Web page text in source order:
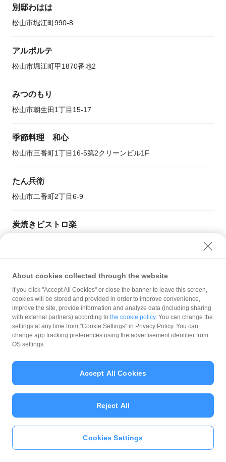
別邸わはは
松山市堀江町990-8
アルポルテ
松山市堀江町甲1870番地2
みつのもり
松山市朝生田1丁目15-17
季節料理 和心
松山市三番町1丁目16-5第2クリーンビル1F
たん兵衛
松山市二番町2丁目6-9
炭焼きビストロ楽
Luce
松山市千舟町4-2-9429ビル1階
松山市一番町2丁目5-27パークワンビル2F
BAR JuJu
松山市一番町2丁目4番地2モナークⅡ
PayPayアプリをダウンロ
ード＞＞
About cookies collected through the website
If you click "Accept All Cookies" or close the banner to leave this screen,
cookies will be stored and provided in order to improve convenience,
improve the site, provide information and analyze data (including sharing
with external partners) according to the cookie policy. You can change the
settings at any time from "Cookie Settings" in Privacy Policy. You can
change app tracking preferences using the advertisement identifier from
OS settings.
Cookies Settings
Reject All
Accept All Cookies